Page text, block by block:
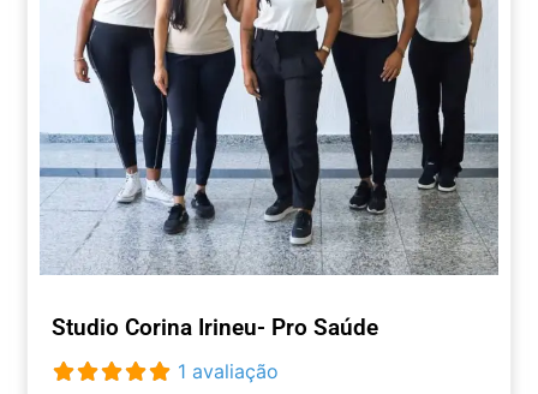
Studio Corina Irineu- Pro Saúde
1 avaliação